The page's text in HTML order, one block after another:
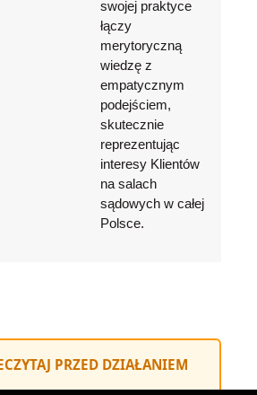
swojej praktyce
łączy
merytoryczną
wiedzę z
empatycznym
podejściem,
skutecznie
reprezentując
interesy Klientów
na salach
sądowych w całej
Polsce.
PRZED DZIAŁANIEM